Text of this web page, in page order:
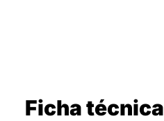
Ficha técnica